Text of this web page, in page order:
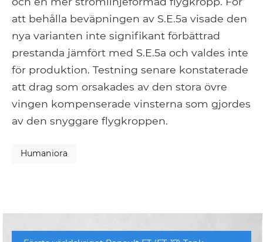
att behålla beväpningen av S.E.5a visade den
nya varianten inte signifikant förbättrad
prestanda jämfört med S.E.5a och valdes inte
för produktion. Testning senare konstaterade
att drag som orsakades av den stora övre
vingen kompenserade vinsterna som gjordes
av den snyggare flygkroppen.
Humaniora